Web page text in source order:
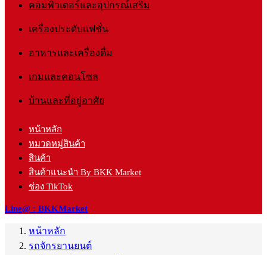
คอมพิวเตอร์และอุปกรณ์เสริม
เครื่องประดับแฟชั่น
อาหารและเครื่องดื่ม
เกมและคอนโซล
บ้านและที่อยู่อาศัย
หน้าหลัก
หมวดหมู่สินค้า
สินค้า
สินค้าแนะนำ By BKK Market
ช่อง TikTok
Line@ : BKKMarket
หน้าหลัก
รถจักรยานยนต์